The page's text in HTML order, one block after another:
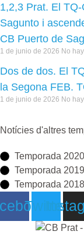
1,2,3 Prat. El
Sagunto i
CB Puerto de
1 de junio de 2026 No
Dos de dos. El
la Segona FEB.
1 de junio de 2026 No
Notícies d'altres
Temporada
Temporada
Temporada
Twitter